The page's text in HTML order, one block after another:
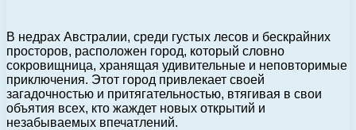
В недрах Австралии, среди густых лесов и бескрайних
просторов, расположен город, который словно
сокровищница, хранящая удивительные и неповторимые
приключения. Этот город привлекает своей
загадочностью и притягательностью, втягивая в свои
объятия всех, кто жаждет новых открытий и
незабываемых впечатлений.